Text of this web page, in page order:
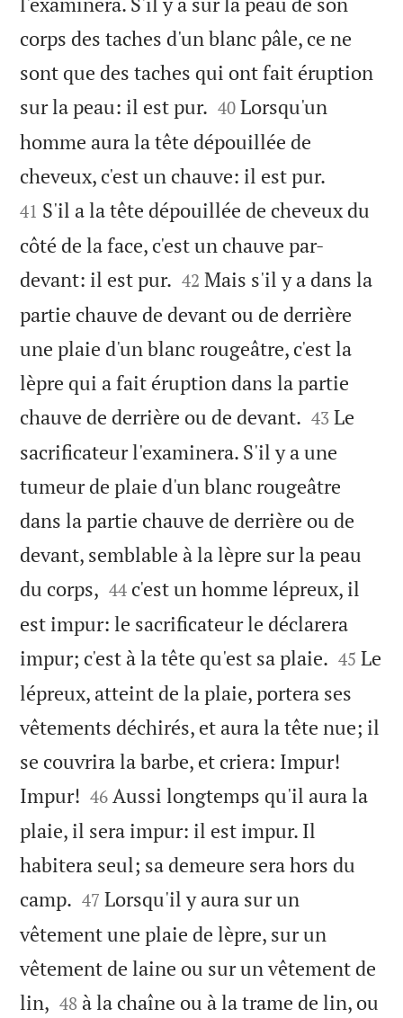
corps des taches d'un blanc pâle, ce ne
sont que des taches qui ont fait éruption
sur la peau: il est pur. 

40 Lorsqu'un
homme aura la tête dépouillée de
cheveux, c'est un chauve: il est pur.
41 S'il a la tête dépouillée de cheveux du
côté de la face, c'est un chauve par-
devant: il est pur. 

42 Mais s'il y a dans la
partie chauve de devant ou de derrière
une plaie d'un blanc rougeâtre, c'est la
lèpre qui a fait éruption dans la partie
chauve de derrière ou de devant. 

43 Le
sacrificateur l'examinera. S'il y a une
tumeur de plaie d'un blanc rougeâtre
dans la partie chauve de derrière ou de
devant, semblable à la lèpre sur la peau
du corps, 

44 c'est un homme lépreux, il
est impur: le sacrificateur le déclarera
impur; c'est à la tête qu'est sa plaie. 

45 Le
lépreux, atteint de la plaie, portera ses
vêtements déchirés, et aura la tête nue; il
se couvrira la barbe, et criera: Impur!
Impur! 

46 Aussi longtemps qu'il aura la
plaie, il sera impur: il est impur. Il
habitera seul; sa demeure sera hors du
camp. 

47 Lorsqu'il y aura sur un
vêtement une plaie de lèpre, sur un
vêtement de laine ou sur un vêtement de
lin, 

48 à la chaîne ou à la trame de lin, ou